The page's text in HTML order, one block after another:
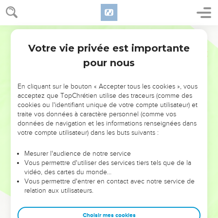
NE MANQUEZ PAS L’ÉVÉNEMENT
DE L’ANNÉE !
ET SI LEURS ERREURS POUVAIENT VOUS ÉVITER LES
VOTRES ?
leur foi ou leur vision. Mais on voit moins les doutes, les erreurs
et les saisons difficiles qu'ils ont traversés, alors même que ce
sont elles qui les ont façonnés.
Dans cette conférence, leaders, entrepreneurs, et responsables
clés pour avancer avec plus de sagesse afin que leurs erreurs
Votre vie privée est importante
pour nous
En cliquant sur le bouton « Accepter tous les cookies », vous
acceptez que TopChrétien utilise des traceurs (comme des
cookies ou l'identifiant unique de votre compte utilisateur) et
traite vos données à caractère personnel (comme vos
données de navigation et les informations renseignées dans
votre compte utilisateur) dans les buts suivants :
Mesurer l'audience de notre service
Vous permettre d'utiliser des services tiers tels que de la
vidéo, des cartes du monde…
Vous permettre d'entrer en contact avec notre service de
relation aux utilisateurs.
Choisir mes cookies